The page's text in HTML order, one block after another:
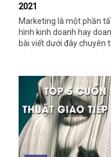
2021
Marketing là một phần
hình kinh doanh hay
bài viết dưới đây chuyên